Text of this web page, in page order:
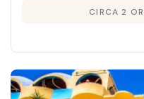
CIRCA 2